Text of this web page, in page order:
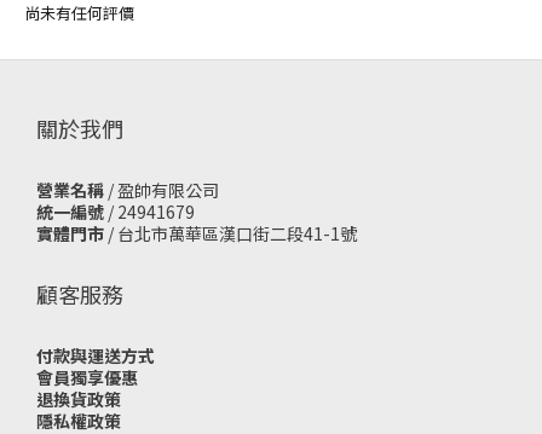
尚未有任何評價
關於我們
營業名稱 / 盈帥有限公司
統一編號 / 24941679
實體門市 / 台北市萬華區漢口街二段41-1號
顧客服務
付款與運送方式
會員獨享優惠
退換貨政策
隱私權政策